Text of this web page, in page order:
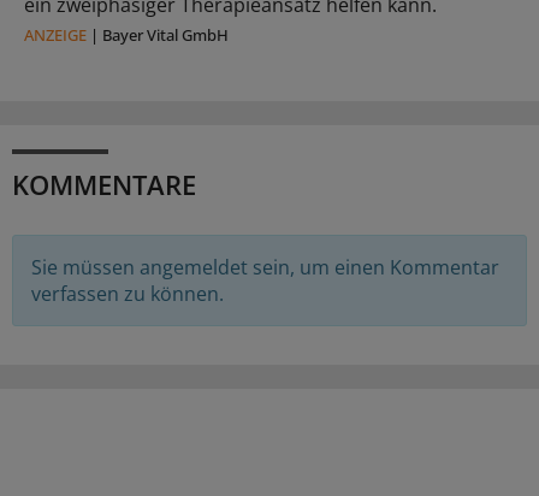
ANZEIGE | Bayer Vital GmbH
KOMMENTARE
Sie müssen angemeldet sein, um einen Kommentar
verfassen zu können.